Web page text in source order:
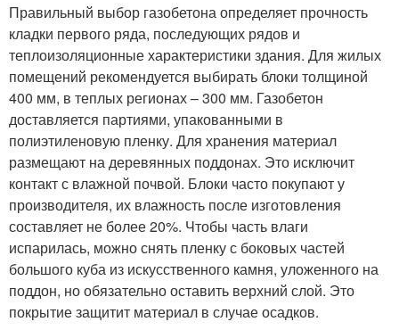
Правильный выбор газобетона определяет прочность
кладки первого ряда, последующих рядов и
теплоизоляционные характеристики здания. Для жилых
помещений рекомендуется выбирать блоки толщиной
400 мм, в теплых регионах – 300 мм. Газобетон
доставляется партиями, упакованными в
полиэтиленовую пленку. Для хранения материал
размещают на деревянных поддонах. Это исключит
контакт с влажной почвой. Блоки часто покупают у
производителя, их влажность после изготовления
составляет не более 20%. Чтобы часть влаги
испарилась, можно снять пленку с боковых частей
большого куба из искусственного камня, уложенного на
поддон, но обязательно оставить верхний слой. Это
покрытие защитит материал в случае осадков.